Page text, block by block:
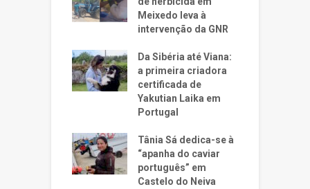
Meixedo leva à
intervenção da GNR
Da Sibéria até Viana:
a primeira criadora
certificada de
Yakutian Laika em
Portugal
Tânia Sá dedica-se à
“apanha do caviar
português” em
Castelo do Neiva